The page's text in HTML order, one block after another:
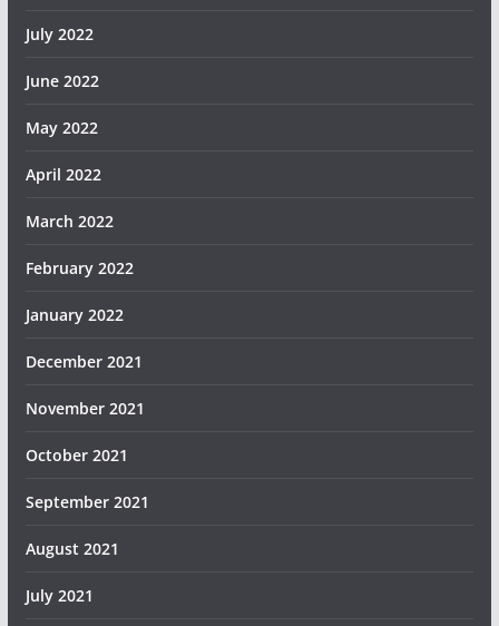
July 2022
June 2022
May 2022
April 2022
March 2022
February 2022
January 2022
December 2021
November 2021
October 2021
September 2021
August 2021
July 2021